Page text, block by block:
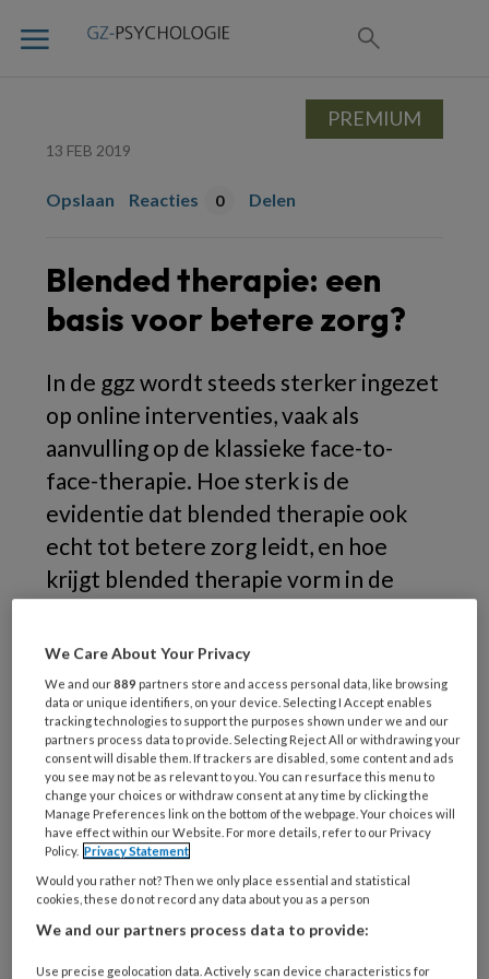
13 FEB 2019
Opslaan Reacties 0 Delen
Blended therapie: een
basis voor betere zorg?
In de ggz wordt steeds sterker ingezet
op online interventies, vaak als
aanvulling op de klassieke face-to-
face-therapie. Hoe sterk is de
evidentie dat blended therapie ook
echt tot betere zorg leidt, en hoe
krijgt blended therapie vorm in de
Zoals velen al wel weten, heeft blended
therapie een aantal grote voordelen. Zo kan
het kostenbesparend zijn als face-to-face–
ontmoetingen met een therapeut deels
worden vervangen door online zorg, maar ook
de effectiviteit van de zorg kan erbij gebaat
zijn, bijvoorbeeld als cliënten online worden
geholpen om (in therapie) aangeleerde
Maar worden deze breed gedeelde
PREMIUM
We Care About Your Privacy
We and our889 partners store and access personal data, like browsing
data or unique identifiers, on your device. Selecting I Accept enables
tracking technologies to support the purposes shown under we and our
partners process data to provide. Selecting Reject All or withdrawing your
consent will disable them. If trackers are disabled, some content and ads
you see may not be as relevant to you. You can resurface this menu to
change your choices or withdraw consent at any time by clicking the
Manage Preferences link on the bottom of the webpage. Your choices will
have effect within our Website. For more details, refer to our Privacy
Policy. Privacy Statement
Would you rather not? Then we only place essential and statistical
cookies, these do not record any data about you as a person
We and our partners process data to provide:
Use precise geolocation data. Actively scan device characteristics for